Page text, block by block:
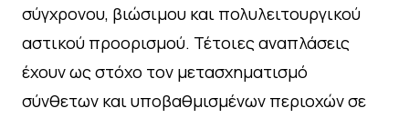
σύγχρονου, βιώσιμου και πολυλειτουργικού
αστικού προορισμού. Τέτοιες αναπλάσεις
έχουν ως στόχο τον μετασχηματισμό
σύνθετων και υποβαθμισμένων περιοχών σε